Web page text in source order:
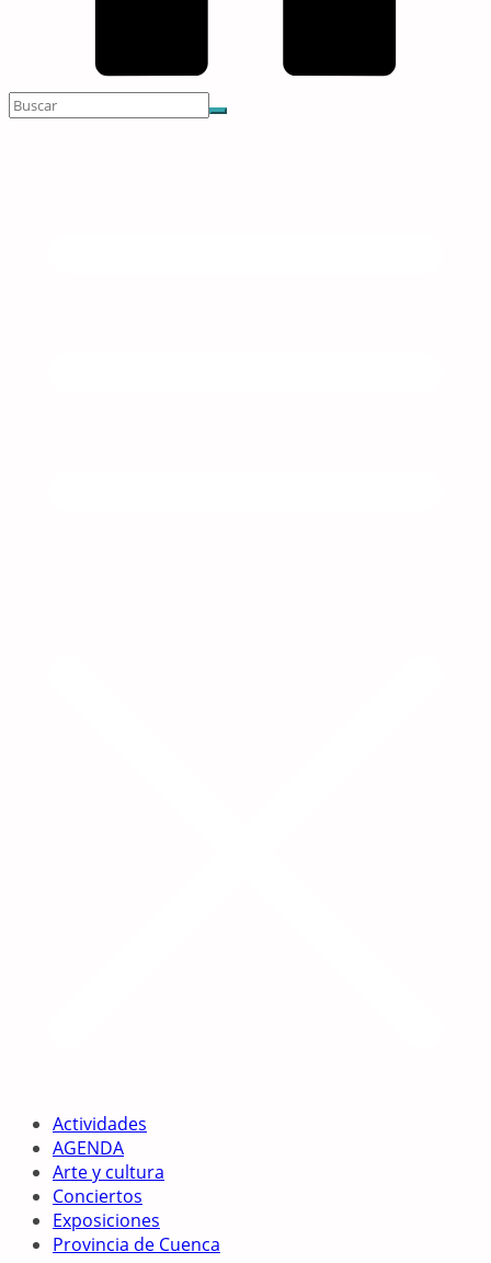
Actividades
AGENDA
Arte y cultura
Conciertos
Exposiciones
Provincia de Cuenca